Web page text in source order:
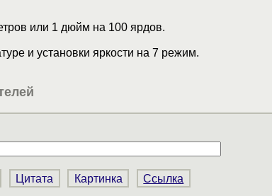
или 1 дюйм на 100 ярдов.
и установки яркости на 7 режим.
Цитата Картинка Ссылка